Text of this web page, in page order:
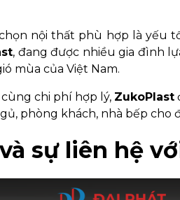
nội thất phù hợp là yếu
, đang được nhiều gia đình
mùa của Việt Nam.
chi phí hợp lý, ZukoPlast
phòng khách, nhà bếp cho
sự liên hệ